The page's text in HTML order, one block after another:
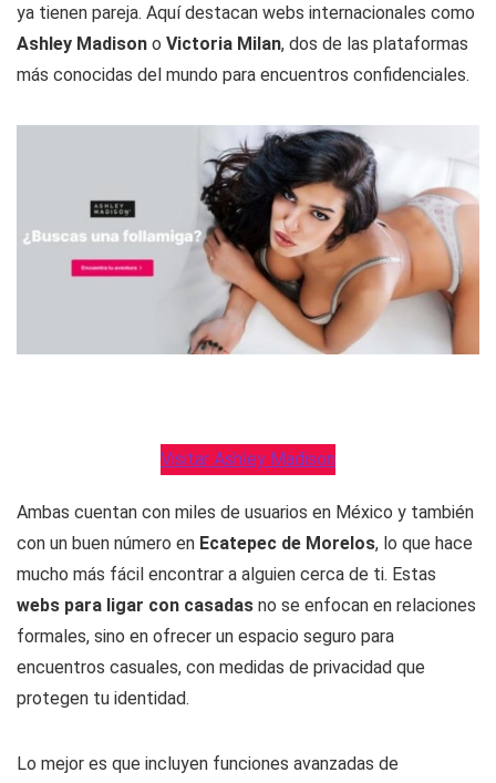
ya tienen pareja. Aquí destacan webs internacionales como
Ashley Madison o Victoria Milan, dos de las plataformas
más conocidas del mundo para encuentros confidenciales.
Visitar Ashley Madison
Ambas cuentan con miles de usuarios en México y también
con un buen número en Ecatepec de Morelos, lo que hace
mucho más fácil encontrar a alguien cerca de ti. Estas
webs para ligar con casadas no se enfocan en relaciones
formales, sino en ofrecer un espacio seguro para
encuentros casuales, con medidas de privacidad que
protegen tu identidad.
Lo mejor es que incluyen funciones avanzadas de